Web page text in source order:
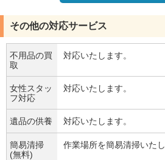
その他の対応サービス
不用品の買
取
対応いたします。
女性スタッ
フ対応
対応いたします。
遺品の供養 対応いたします。
簡易清掃
(無料)
作業場所を簡易清掃いたし